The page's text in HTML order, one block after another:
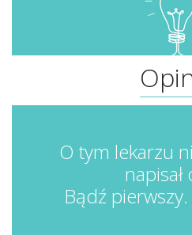
O tym lekarzu
napisał
Bądź